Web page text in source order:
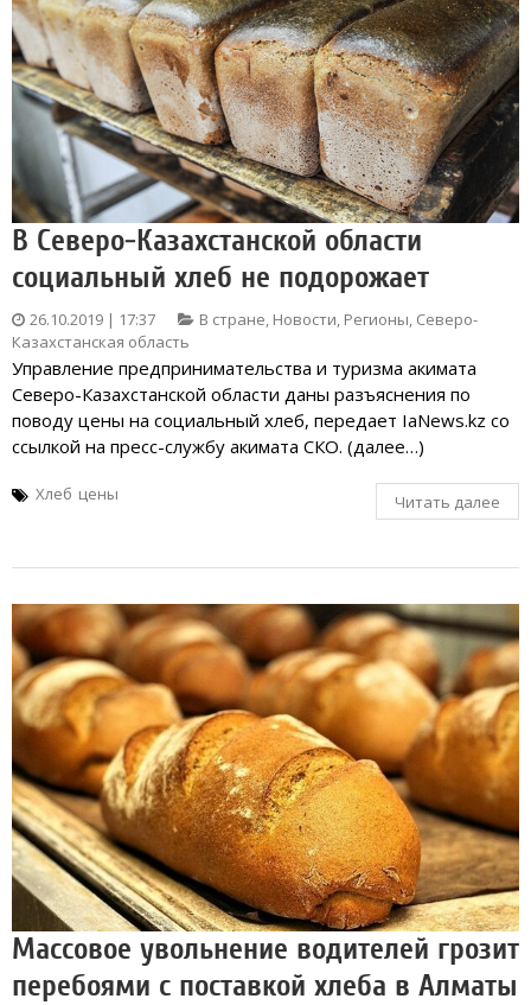
В Северо-Казахстанской области
социальный хлеб не подорожает
26.10.2019 | 17:37 В стране Новости Регионы Северо-
Казахстанская область
Управление предпринимательства и туризма акимата
Северо-Казахстанской области даны разъяснения по
поводу цены на социальный хлеб, передает IaNews.kz со
ссылкой на пресс-службу акимата СКО. (далее…)
Хлеб цены Читать далее
Массовое увольнение водителей грозит
перебоями с поставкой хлеба в Алматы